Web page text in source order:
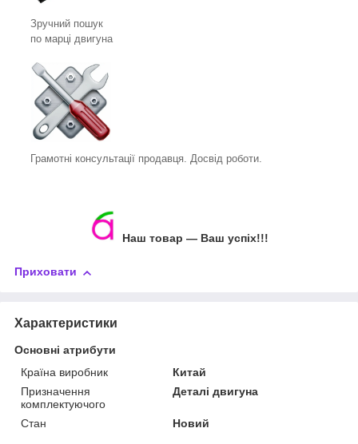
Зручний пошук
по марці двигуна
Грамотні консультації продавця. Досвід роботи.
Наш товар ― Ваш успіх!!!
Приховати
Характеристики
Основні атрибути
Країна виробник
Китай
Призначення
комплектуючого
Деталі двигуна
Стан Новий